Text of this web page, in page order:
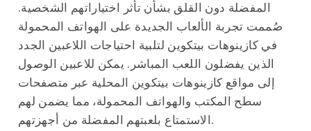
المفضلة دون القلق بشأن تأثر اختياراتهم الشخصية.
صُممت تجربة الألعاب الجديدة على الهواتف المحمولة
في كازينوهات بيتكوين لتلبية احتياجات اللاعبين الجدد
الذين يفضلون اللعب المباشر. يمكن للاعبين الوصول
إلى مواقع كازينوهات بيتكوين المحلية عبر متصفحات
سطح المكتب والهواتف المحمولة، مما يضمن لهم
الاستمتاع بلعبتهم المفضلة من أجهزتهم.